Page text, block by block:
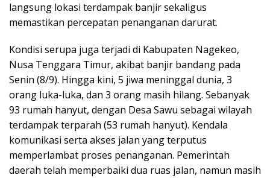
langsung lokasi terdampak banjir sekaligus
memastikan percepatan penanganan darurat.
Kondisi serupa juga terjadi di Kabupaten Nagekeo,
Nusa Tenggara Timur, akibat banjir bandang pada
Senin (8/9). Hingga kini, 5 jiwa meninggal dunia, 3
orang luka-luka, dan 3 orang masih hilang. Sebanyak
93 rumah hanyut, dengan Desa Sawu sebagai wilayah
terdampak terparah (53 rumah hanyut). Kendala
komunikasi serta akses jalan yang terputus
memperlambat proses penanganan. Pemerintah
daerah telah memperbaiki dua ruas jalan, namun masih